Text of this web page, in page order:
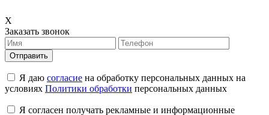
X
Заказать звонок
Отправить
Я даю согласие на обработку персональных данных на
условиях Политики обработки персональных данных
Я согласен получать рекламные и информационные